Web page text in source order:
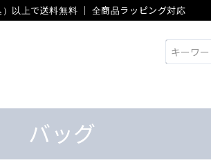
以上で送料無料 ｜ 全商品ラッピング対応
バッグ